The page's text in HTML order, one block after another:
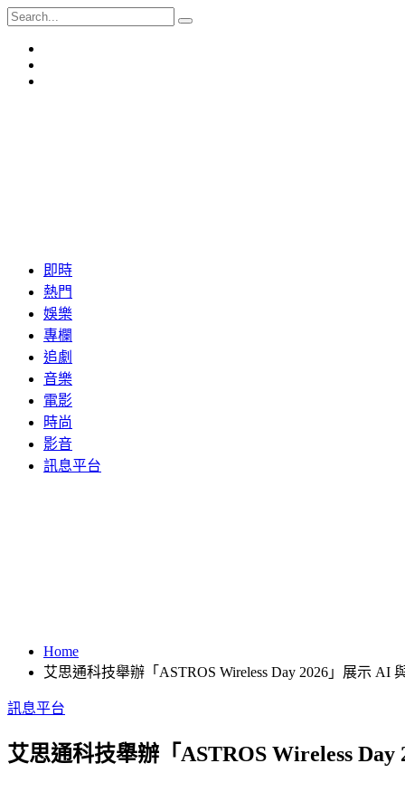
即時
熱門
娛樂
專欄
追劇
音樂
電影
時尚
影音
訊息平台
Home
艾思通科技舉辦「ASTROS Wireless Day 2026」展示
訊息平台
艾思通科技舉辦「ASTROS Wireless